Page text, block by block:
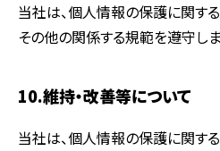
当社は、個人情報の保護に関す
その他の関係する規範を遵守しま
10.維持・改善等について
当社は、個人情報の保護に関す